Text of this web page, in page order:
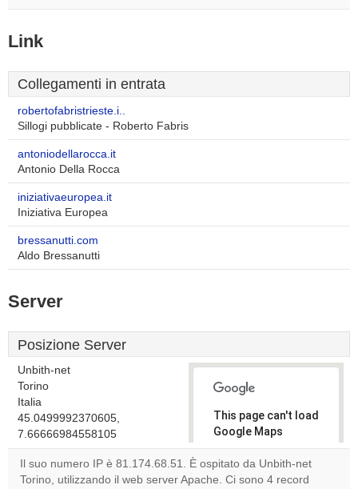
Link
Collegamenti in entrata
robertofabristrieste.i..
Sillogi pubblicate - Roberto Fabris
antoniodellarocca.it
Antonio Della Rocca
iniziativaeuropea.it
Iniziativa Europea
bressanutti.com
Aldo Bressanutti
Server
Posizione Server
Unbith-net
Torino
Italia
45.0499992370605,
7.66666984558105
This page can't load
Google Maps
correctly.
Do you
Il suo numero IP è 81.174.68.51. È ospitato da Unbith-net
Torino, utilizzando il web server Apache. Ci sono 4 record